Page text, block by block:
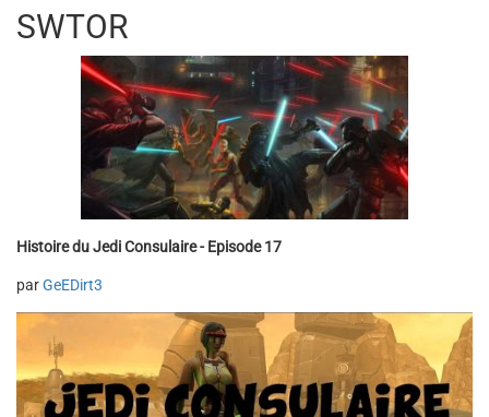
SWTOR
Histoire du Jedi Consulaire - Episode 17
parGeEDirt3